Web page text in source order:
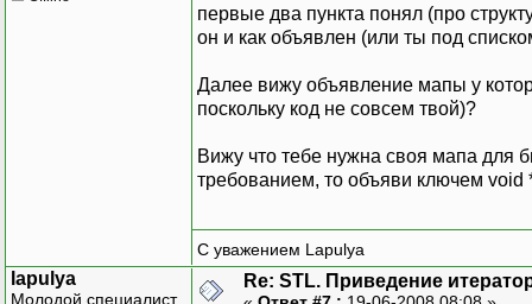
первые два пункта понял (про
он и как объявлен (или ты под
Далее вижу объявление мапы у
поскольку код не совсем твой)?
Вижу что тебе нужна своя мапа для
требованием, то объяви ключем
С уважением Lapulya
lapulya
Молодой специалист
Re: STL. Приведение